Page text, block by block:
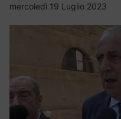
mercoledì 19 Luglio 2023